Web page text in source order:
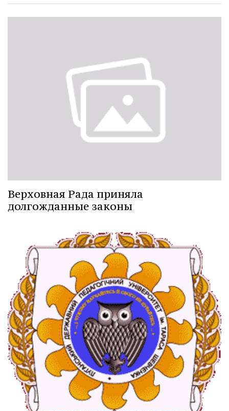
Верховная Рада приняла
долгожданные законы